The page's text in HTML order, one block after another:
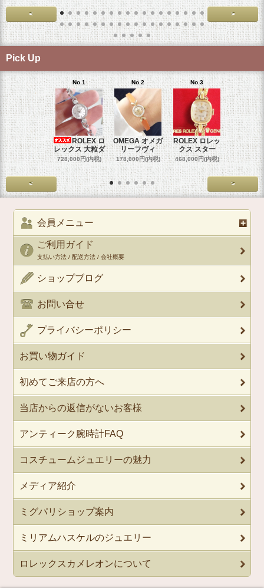
< >
Pick Up
No.1
ROLEX ロ
レックス 大粒ダ
728,000円(内税)
No.2
OMEGA オメガ
リーフヴィ
178,000円(内税)
No.3
ROLEX ロレッ
クス スター
468,000円(内税)
No.4
ROLEX
クス
458,000円
< >
会員メニュー
ご利用ガイド
支払い方法 / 配送方法 / 会社概要
ショップブログ
お問い合せ
プライバシーポリシー
お買い物ガイド
初めてご来店の方へ
当店からの返信がないお客様
アンティーク腕時計FAQ
コスチュームジュエリーの魅力
メディア紹介
ミグパリショップ案内
ミリアムハスケルのジュエリー
ロレックスカメレオンについて